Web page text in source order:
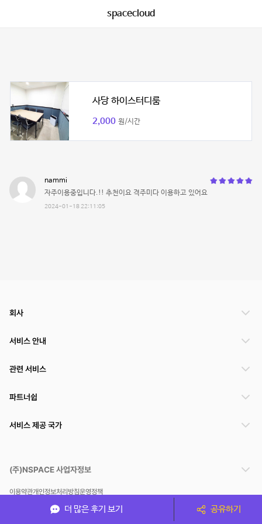
spacecloud
사당 하이스터디룸
2,000 원/시간
nammi
자주이용중입니다.!! 추천이요 격주미다 이용하고 있어요
2024-01-18 22:11:05
더 많은 후기 보기 공유하기
회사
서비스 안내
관련 서비스
파트너쉽
서비스 제공 국가
(주)NSPACE 사업자정보
이용약관개인정보처리방침운영정책
스페이스클라우드는 통신판매중개자이며 통신판매의 당사자가 아닙니다. 따라서 스페이스클
라우드는 공간 거래정보 및 거래에 대해 책임지지 않습니다.